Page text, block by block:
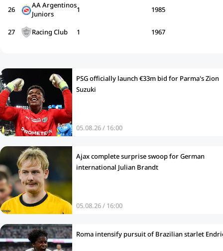
26
AA Argentinos
Juniors
1 1985
27 Racing Club 1 1967
PSG officially launch €33m bid for Parma's Zion
Suzuki
05.08.26 / 16:00
Ajax complete surprise swoop for German
international Julian Brandt
05.08.26 / 16:00
Roma intensify pursuit of Brazilian starlet